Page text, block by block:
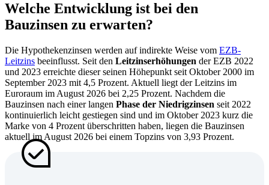
Welche Entwicklung ist bei den
Bauzinsen zu erwarten?
Die Hypothekenzinsen werden auf indirekte Weise vom EZB-
Leitzins beeinflusst. Seit den Leitzinserhöhungen der EZB 2022
und 2023 erreichte dieser seinen Höhepunkt seit Oktober 2000 im
September 2023 mit 4,5 Prozent. Aktuell liegt der Leitzins im
Euroraum im August 2026 bei 2,25 Prozent. Nachdem die
Bauzinsen nach einer langen Phase der Niedrigzinsen seit 2022
kontinuierlich leicht gestiegen sind und im Oktober 2023 kurz die
Marke von 4 Prozent überschritten haben, liegen die Bauzinsen
aktuell im August 2026 bei einem Topzins von 3,93 Prozent.